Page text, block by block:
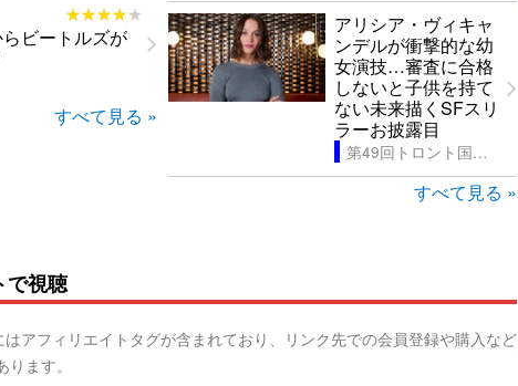
★★★★★
★★★★★
ビートルズが
すべて見る »
アリシア・ヴィキャ
ンデルが衝撃的な幼
女演技…審査に合格
しないと子供を持て
ない未来描くSFスリ
ラーお披露目
第49回トロント国際映画祭
すべて見る »
で視聴
アフィリエイトタグが含まれており、リンク先での会員登録や購入など
ます。